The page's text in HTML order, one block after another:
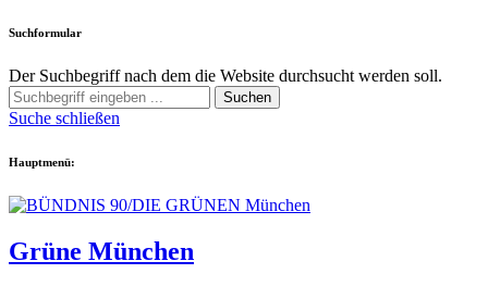
Suchformular
Der Suchbegriff nach dem die Website durchsucht werden soll.
Suchen
Suche schließen
Hauptmenü:
Grüne München